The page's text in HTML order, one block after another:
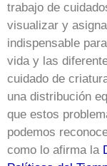
trabajo de
visualizar y
indispensable
vida y las
cuidado de
una distribución
que estos
podemos
como lo afirma la